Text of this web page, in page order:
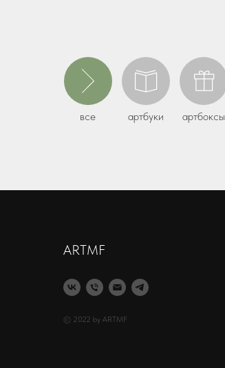
артбуки артбоксы
все
ARTMF
© 2022 by ARTMF